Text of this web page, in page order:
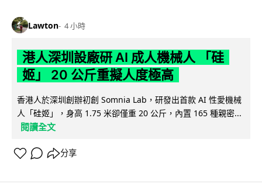
Lawton 4 小時
港人深圳設廠研 AI 成人機械人 「硅
姬」 20 公斤重擬人度極高
香港人於深圳創辦初創 Somnia Lab，研發出首款 AI 性愛機械
人「硅姬」，身高 1.75 米卻僅重 20 公斤，內置 165 種親密...
閱讀全文
分享